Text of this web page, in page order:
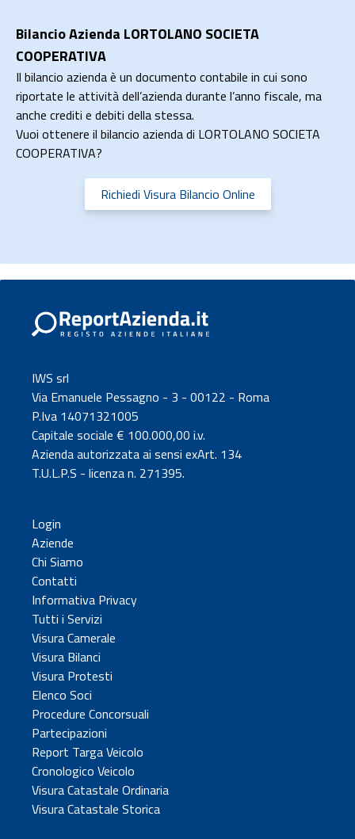
Bilancio Azienda LORTOLANO SOCIETA
COOPERATIVA
Il bilancio azienda è un documento contabile in cui sono
riportate le attività dell’azienda durante l’anno fiscale, ma
anche crediti e debiti della stessa.
Vuoi ottenere il bilancio azienda di LORTOLANO SOCIETA
COOPERATIVA?
Richiedi Visura Bilancio Online
IWS srl
Via Emanuele Pessagno - 3 - 00122 - Roma
P.Iva 14071321005
Capitale sociale € 100.000,00 i.v.
Azienda autorizzata ai sensi exArt. 134
T.U.L.P.S - licenza n. 271395.
Login
Aziende
Chi Siamo
Contatti
Informativa Privacy
Tutti i Servizi
Visura Camerale
Visura Bilanci
Visura Protesti
Elenco Soci
Procedure Concorsuali
Partecipazioni
Report Targa Veicolo
Cronologico Veicolo
Visura Catastale Ordinaria
Visura Catastale Storica